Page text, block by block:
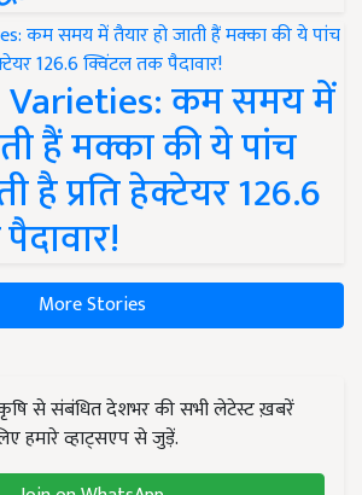
Varieties: कम समय में
हैं मक्का की ये पांच
है प्रति हेक्टेयर 126.6
More Stories
से संबंधित देशभर की सभी लेटेस्ट ख़बरें
हमारे व्हाट्सएप से जुड़ें.